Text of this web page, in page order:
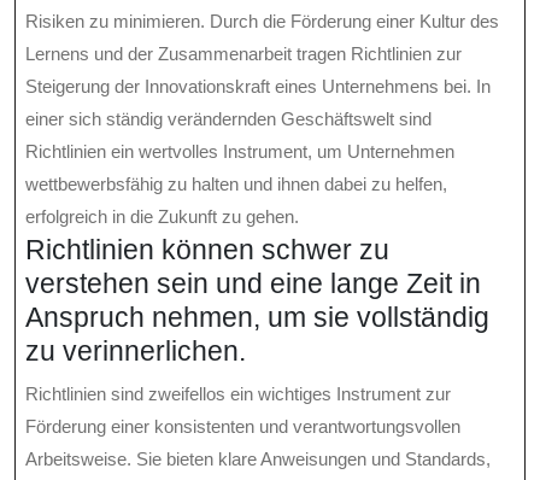
Risiken zu minimieren. Durch die Förderung einer Kultur des
Lernens und der Zusammenarbeit tragen Richtlinien zur
Steigerung der Innovationskraft eines Unternehmens bei. In
einer sich ständig verändernden Geschäftswelt sind
Richtlinien ein wertvolles Instrument, um Unternehmen
wettbewerbsfähig zu halten und ihnen dabei zu helfen,
erfolgreich in die Zukunft zu gehen.
Richtlinien können schwer zu
verstehen sein und eine lange Zeit in
Anspruch nehmen, um sie vollständig
zu verinnerlichen.
Richtlinien sind zweifellos ein wichtiges Instrument zur
Förderung einer konsistenten und verantwortungsvollen
Arbeitsweise. Sie bieten klare Anweisungen und Standards,